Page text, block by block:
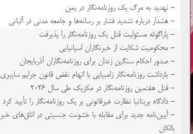
- تهدید به مرگ یک روزنامه‌نگار در یمن
- هشدار درباره تشدید فشار بر رسانه‌ها و جامعه مدنی در آلبانی
- پاراگوئه مسئولیت قتل یک روزنامه‌نگار را پذیرفت
- محکومیت شکایت از خبرنگاران اسپانیایی
- صدور احکام سنگین زندان برای روزنامه‌نگاران آذربایجان
- بازداشت روزنامه‌نگار زامبیایی با اتهام نقض قانون جرایم سایبری
- قتل هفتمین روزنامه‌نگار در مکزیک طی سال ۲۰۲۶
- دادگاه بریتانیا نظارت غیرقانونی بر یک روزنامه‌نگار را تأیید کرد
- آیین‌نامه جدید برای مقابله با خشونت جنسیتی در اتاق‌های خبر
بالکان